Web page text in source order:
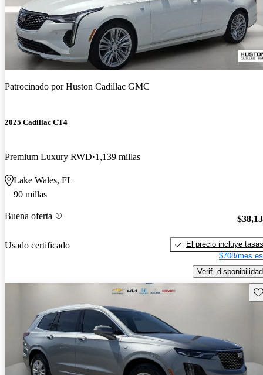
Patrocinado porHuston Cadillac GMC
2025 Cadillac CT4
Premium Luxury RWD 1,139 millas
Lake Wales, FL
90 millas
Buena oferta
Usado certificado
El precio incluye tasas
$708/mes
Verif. disponibilidad